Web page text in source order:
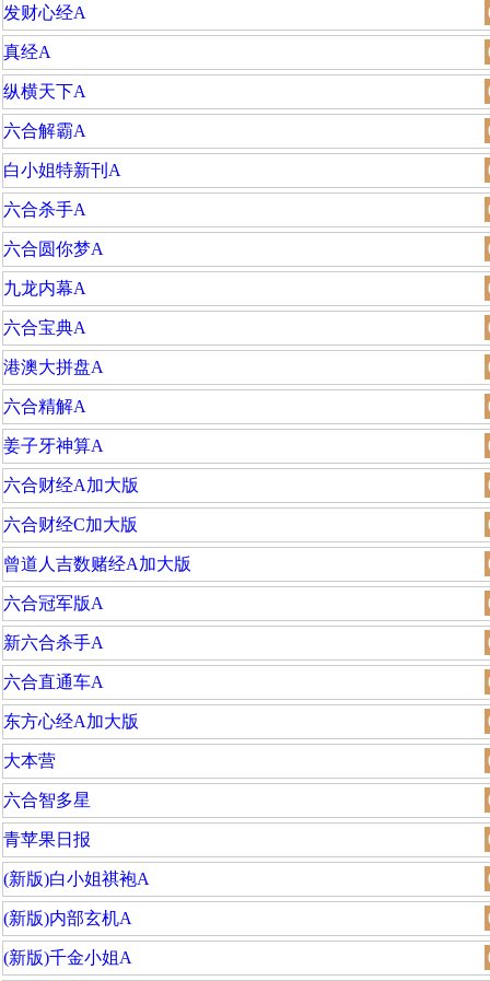
发财心经A
真经A
纵横天下A
六合解霸A
白小姐特新刊A
六合杀手A
六合圆你梦A
九龙内幕A
六合宝典A
港澳大拼盘A
六合精解A
姜子牙神算A
六合财经A加大版
六合财经C加大版
曾道人吉数赌经A加大版
六合冠军版A
新六合杀手A
六合直通车A
东方心经A加大版
大本营
六合智多星
青苹果日报
(新版)白小姐祺袍A
(新版)内部玄机A
(新版)千金小姐A